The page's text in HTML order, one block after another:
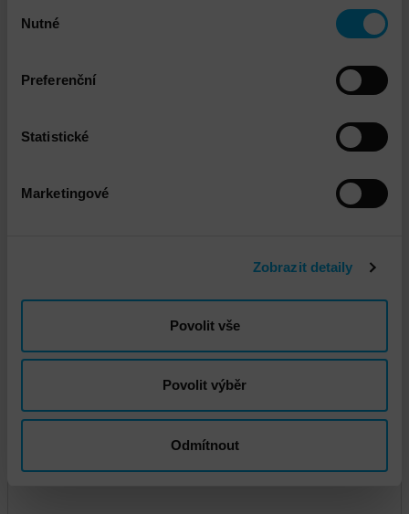
souhlasu
Nutné
Preferenční
Statistické
Marketingové
Zobrazit detaily
Povolit vše
Povolit výběr
Odmítnout
VMware vSphere Instalace a implementace
DNS - Doprava standard